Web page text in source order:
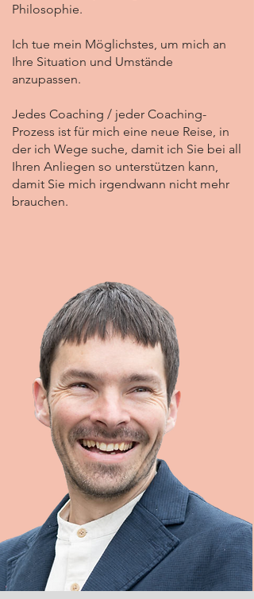
Philosophie.
Ich tue mein Möglichstes, um mich an
Ihre Situation und Umstände
anzupassen.
Jedes Coaching / jeder Coaching-
Prozess ist für mich eine neue Reise, in
der ich Wege suche, damit ich Sie bei all
Ihren Anliegen so unterstützen kann,
damit Sie mich irgendwann nicht mehr
brauchen.